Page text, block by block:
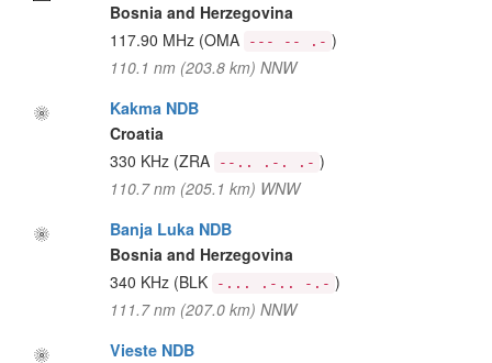
Bosnia and Herzegovina
117.90 MHz (OMA --- -- .- )
110.1 nm (203.8 km) NNW
Kakma NDB
Croatia
330 KHz (ZRA --.. .-. .- )
110.7 nm (205.1 km) WNW
Banja Luka NDB
Bosnia and Herzegovina
340 KHz (BLK -... .-.. -.- )
111.7 nm (207.0 km) NNW
Vieste NDB